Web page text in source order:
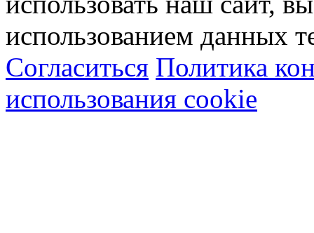
использованием данных
Согласиться Политика
использования cookie